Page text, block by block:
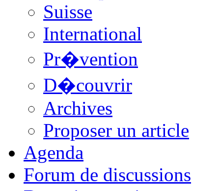
Suisse
International
Pr�vention
D�couvrir
Archives
Proposer un article
Agenda
Forum de discussions